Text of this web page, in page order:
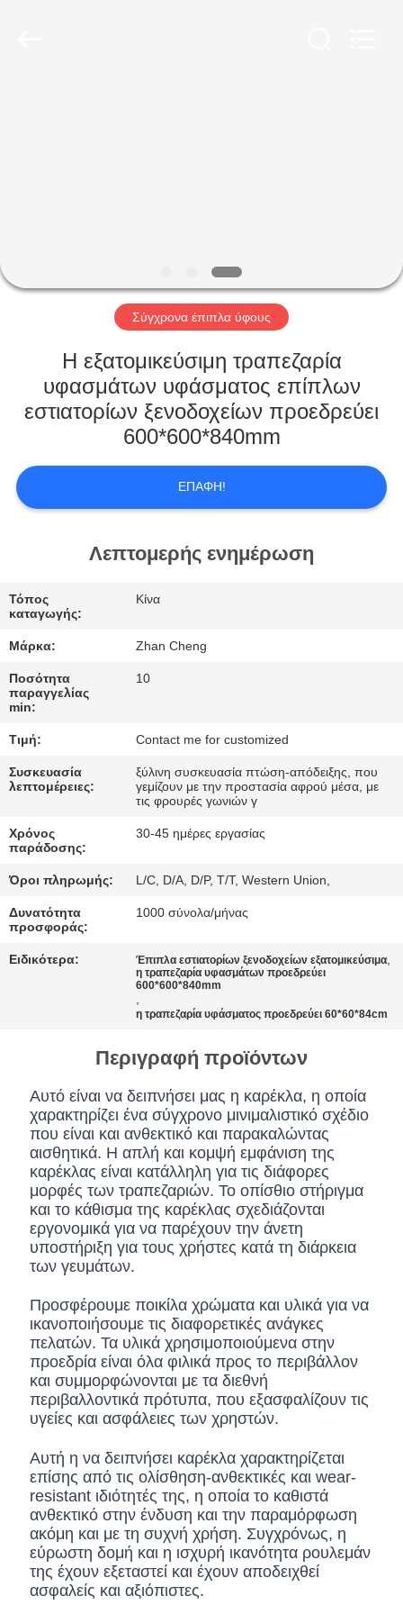
ΕΜΦΆΝΙΣΗ
VR
ΣΧΕΤΙΚΆ
ΕΜΆΣ
ΕΠΙΣΚΕΨΉ
ΕΡΓΟΣΤΑΣΊΟΥ
ΈΛΕΓΧΟΣ
ΖΗΤΉΣΤΕ
ΜΙΑ
ΠΡΟΣΦΟΡΆ
SITEMAP
ΜΥΣΤΙΚΌΤΗΤΑΣ
Σύγχρονα έπιπλα ύφους
Η εξατομικεύσιμη τραπεζαρία
υφασμάτων υφάσματος επίπλων
εστιατορίων ξενοδοχείων προεδρεύει
600*600*840mm
ΕΠΑΦΉ!
Λεπτομερής ενημέρωση
Τόπος
καταγωγής:
Κίνα
Μάρκα: Zhan Cheng
Ποσότητα
παραγγελίας
min:
10
Τιμή: Contact me for customized
Συσκευασία
λεπτομέρειες:
ξύλινη συσκευασία πτώση-απόδειξης, που
γεμίζουν με την προστασία αφρού μέσα, με
τις φρουρές γωνιών γ
Χρόνος
παράδοσης:
30-45 ημέρες εργασίας
Όροι πληρωμής: L/C, D/A, D/P, T/T, Western Union,
Δυνατότητα
προσφοράς:
1000 σύνολα/μήνας
Ειδικότερα: Έπιπλα εστιατορίων ξενοδοχείων εξατομικεύσιμα
η τραπεζαρία υφασμάτων προεδρεύει
600*600*840mm
η τραπεζαρία υφάσματος προεδρεύει 60*60*84cm
Περιγραφή προϊόντων
Αυτό είναι να δειπνήσει μας η καρέκλα, η οποία
χαρακτηρίζει ένα σύγχρονο μινιμαλιστικό σχέδιο
που είναι και ανθεκτικό και παρακαλώντας
αισθητικά. Η απλή και κομψή εμφάνιση της
καρέκλας είναι κατάλληλη για τις διάφορες
μορφές των τραπεζαριών. Το οπίσθιο στήριγμα
και το κάθισμα της καρέκλας σχεδιάζονται
εργονομικά για να παρέχουν την άνετη
υποστήριξη για τους χρήστες κατά τη διάρκεια
των γευμάτων.
Προσφέρουμε ποικίλα χρώματα και υλικά για να
ικανοποιήσουμε τις διαφορετικές ανάγκες
πελατών. Τα υλικά χρησιμοποιούμενα στην
προεδρία είναι όλα φιλικά προς το περιβάλλον
και συμμορφώνονται με τα διεθνή
περιβαλλοντικά πρότυπα, που εξασφαλίζουν τις
υγείες και ασφάλειες των χρηστών.
Αυτή η να δειπνήσει καρέκλα χαρακτηρίζεται
επίσης από τις ολίσθηση-ανθεκτικές και wear-
resistant ιδιότητές της, η οποία το καθιστά
ανθεκτικό στην ένδυση και την παραμόρφωση
ακόμη και με τη συχνή χρήση. Συγχρόνως, η
εύρωστη δομή και η ισχυρή ικανότητα ρουλεμάν
της έχουν εξεταστεί και έχουν αποδειχθεί
ασφαλείς και αξιόπιστες.